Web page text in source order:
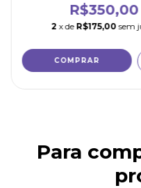
R$350,00
2 x de R$175,00 sem
Para